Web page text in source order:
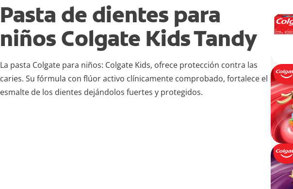
Pasta de dientes para
niños Colgate Kids Tandy
La pasta Colgate para niños: Colgate Kids, ofrece protección contra las
caries. Su fórmula con flúor activo clínicamente comprobado, fortalece el
esmalte de los dientes dejándolos fuertes y protegidos.